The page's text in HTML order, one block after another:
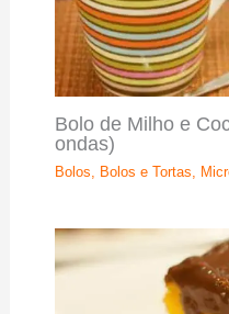
Bolo de Milho e
ondas)
Bolos Bolos e Tortas